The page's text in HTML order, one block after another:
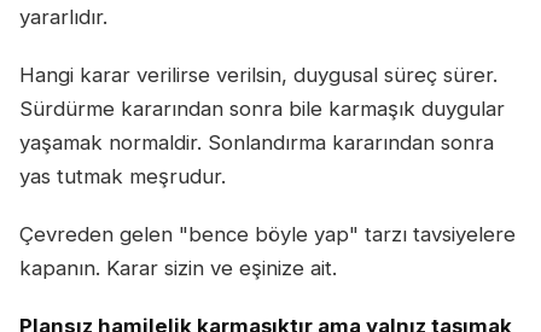
yararlıdır.
Hangi karar verilirse verilsin, duygusal süreç sürer.
Sürdürme kararından sonra bile karmaşık duygular
yaşamak normaldir. Sonlandırma kararından sonra
yas tutmak meşrudur.
Çevreden gelen "bence böyle yap" tarzı tavsiyelere
kapanın. Karar sizin ve eşinize ait.
Plansız hamilelik karmaşıktır ama yalnız taşımak